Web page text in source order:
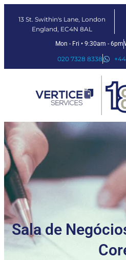
13 St. Swithin's Lane, London
England, EC4N 8AL
Mon - Fri • 9:30am - 6pm
020 7328 8338
Sala de